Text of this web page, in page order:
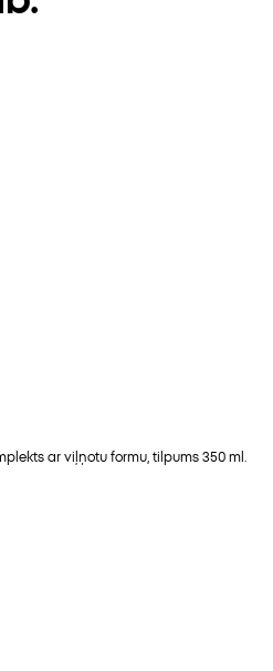
ar viļņotu formu, tilpums 350 ml.